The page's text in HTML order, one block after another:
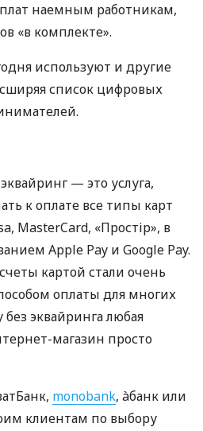
наемным работникам,
«в комплекте».
используют и другие
список цифровых
— это услуга,
к оплате все типы карт
MasterCard, «Простір», в
Apple Pay и Google Pay.
картой стали очень
оплаты для многих
эквайринга любая
магазин просто
monobank, àбанк или
клиентам по выбору